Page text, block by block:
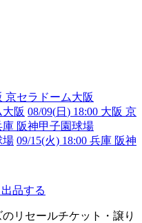
京セラドーム大阪
阪 08/09(日 ) 18:00 大阪 京
庫 阪神甲子園球場
場 09/15(火) 18:00 兵庫 阪神
出品する
リセールチケット・譲り